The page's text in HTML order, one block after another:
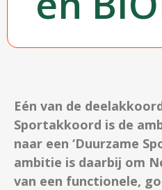
Eén van de
Sportakkoord is de
naar een ‘Duurzame
ambitie is daarbij om
van een functionele,